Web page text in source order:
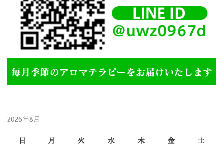
2026年8月
日 月 火 水 木 金 土